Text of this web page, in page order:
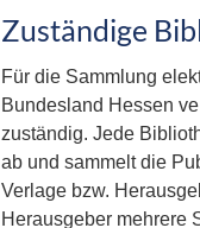
Zuständige
Für die Sammlung
Bundesland Hessen
zuständig. Jede
ab und sammelt die
Verlage bzw.
Herausgeber mehrere